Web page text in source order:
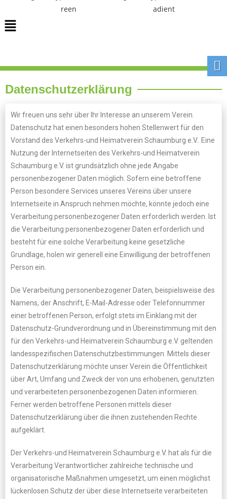
Datenschutzerklärung
Wir freuen uns sehr über Ihr Interesse an unserem Verein.
Datenschutz hat einen besonders hohen Stellenwert für den
Vorstand des Verkehrs-und Heimatverein Schaumburg e.V.. Eine
Nutzung der Internetseiten des Verkehrs-und Heimatverein
Schaumburg e.V. ist grundsätzlich ohne jede Angabe
personenbezogener Daten möglich. Sofern eine betroffene
Person besondere Services unseres Vereins über unsere
Internetseite in Anspruch nehmen möchte, könnte jedoch eine
Verarbeitung personenbezogener Daten erforderlich werden. Ist
die Verarbeitung personenbezogener Daten erforderlich und
besteht für eine solche Verarbeitung keine gesetzliche
Grundlage, holen wir generell eine Einwilligung der betroffenen
Person ein.
Die Verarbeitung personenbezogener Daten, beispielsweise des
Namens, der Anschrift, E-Mail-Adresse oder Telefonnummer
einer betroffenen Person, erfolgt stets im Einklang mit der
Datenschutz-Grundverordnung und in Übereinstimmung mit den
für den Verkehrs-und Heimatverein Schaumburg e.V. geltenden
landesspezifischen Datenschutzbestimmungen. Mittels dieser
Datenschutzerklärung möchte unser Verein die Öffentlichkeit
über Art, Umfang und Zweck der von uns erhobenen, genutzten
und verarbeiteten personenbezogenen Daten informieren.
Ferner werden betroffene Personen mittels dieser
Datenschutzerklärung über die ihnen zustehenden Rechte
aufgeklärt.
Der Verkehrs-und Heimatverein Schaumburg e.V. hat als für die
Verarbeitung Verantwortlicher zahlreiche technische und
organisatorische Maßnahmen umgesetzt, um einen möglichst
lückenlosen Schutz der über diese Internetseite verarbeiteten